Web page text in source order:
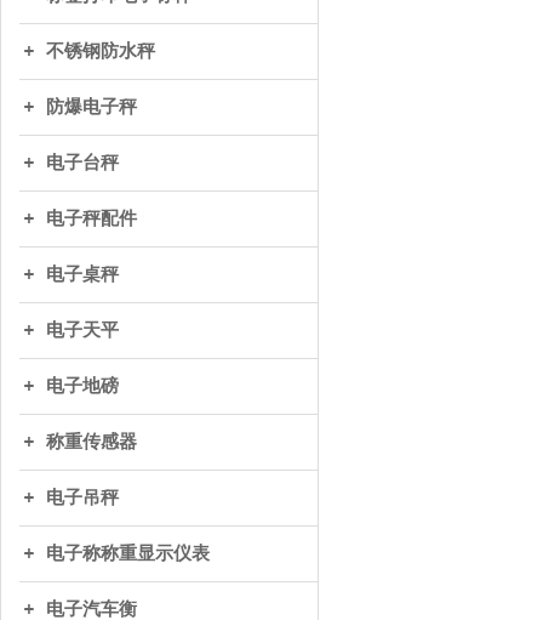
不锈钢防水秤
防爆电子秤
电子台秤
电子秤配件
电子桌秤
电子天平
电子地磅
称重传感器
电子吊秤
电子称称重显示仪表
电子汽车衡